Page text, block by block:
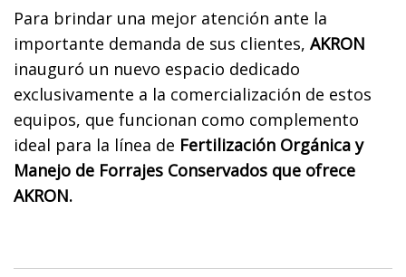
Para brindar una mejor atención ante la
importante demanda de sus clientes, AKRON
inauguró un nuevo espacio dedicado
exclusivamente a la comercialización de estos
equipos, que funcionan como complemento
ideal para la línea de Fertilización Orgánica y
Manejo de Forrajes Conservados que ofrece
AKRON.